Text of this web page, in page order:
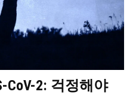
CoV-2: 걱정해야